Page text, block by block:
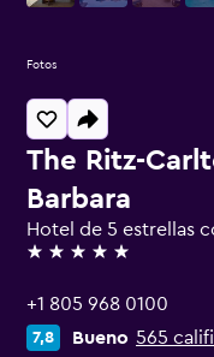
The Ritz-
Barbara
Hotel de 5 estrellas
5 estrellas
+1 805 968 0100
7,8 Bueno 565
Fotos